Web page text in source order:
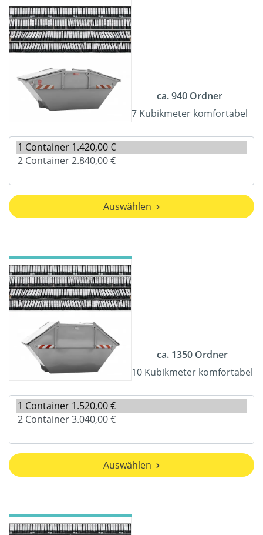
ca. 940 Ordner
7 Kubikmeter komfortabel
Auswählen
ca. 1350 Ordner
10 Kubikmeter komfortabel
Auswählen